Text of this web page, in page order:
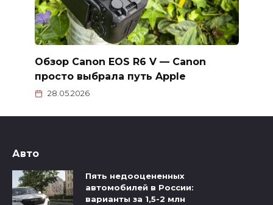
Обзор Canon EOS R6 V — Canon
просто выбрала путь Apple
28.05.2026
Авто
Пять недооцененных
автомобилей в России:
варианты за 1,5-2 млн